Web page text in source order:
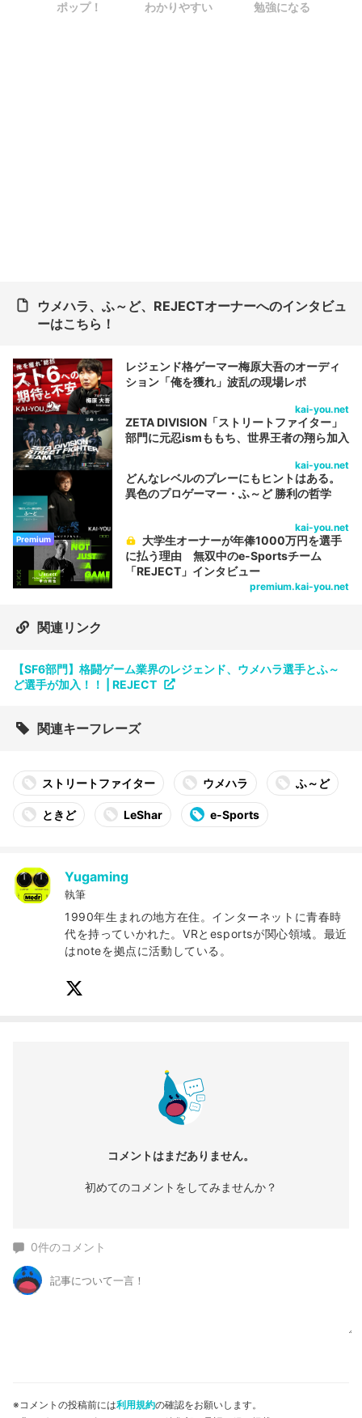
ポップ！ わかりやすい 勉強になる
ウメハラ、ふ～ど、REJECTオーナーへのインタビュ
ーはこちら！
レジェンド格ゲーマー梅原大吾のオーディ
ション「俺を獲れ」波乱の現場レポ
kai-you.net
ZETA DIVISION「ストリートファイター」
部門に元忍ismももち、世界王者の翔ら加入
kai-you.net
どんなレベルのプレーにもヒントはある。
異色のプロゲーマー・ふ～ど 勝利の哲学
kai-you.net
Premium
大学生オーナーが年俸1000万円を選手
に払う理由 無双中のe-Sportsチーム
「REJECT」インタビュー
premium.kai-you.net
関連リンク
【SF6部門】格闘ゲーム業界のレジェンド、ウメハラ選手とふ～
ど選手が加入！！ | REJECT
関連キーフレーズ
ストリートファイター ウメハラ ふ～ど
ときど LeShar e-Sports
Yugaming
執筆
1990年生まれの地方在住。インターネットに青春時
代を持っていかれた。VRとesportsが関心領域。最近
はnoteを拠点に活動している。
コメントはまだありません。
初めてのコメントをしてみませんか？
0件のコメント
※コメントの投稿前には利用規約の確認をお願いします。